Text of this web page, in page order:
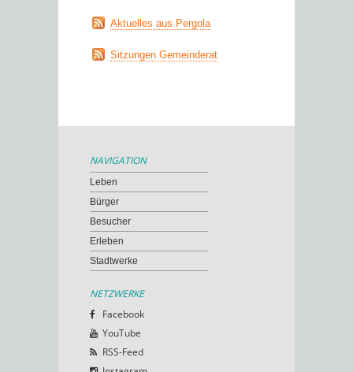
Aktuelles aus Pergola
Sitzungen Gemeinderat
NAVIGATION
Leben
Bürger
Besucher
Erleben
Stadtwerke
NETZWERKE
Facebook
YouTube
RSS-Feed